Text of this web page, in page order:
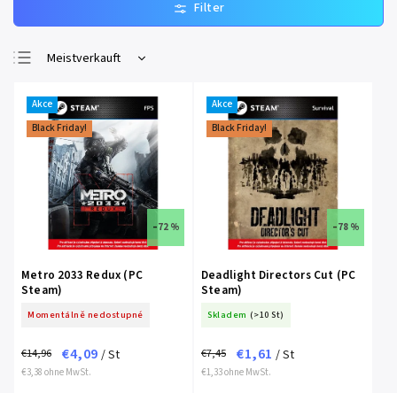
Meistverkauft
Teuerste
Alphabetisch
Akce
Black Friday!
–72 %
Metro 2033 Redux (PC
Steam)
Momentálně nedostupné
€3,38 ohne MwSt.
€14,96 €4,09 / St
Akce
Black Friday!
–78 %
Deadlight Directors Cut (PC
Steam)
Skladem (>10 St)
€1,33 ohne MwSt.
€7,45 €1,61 / St